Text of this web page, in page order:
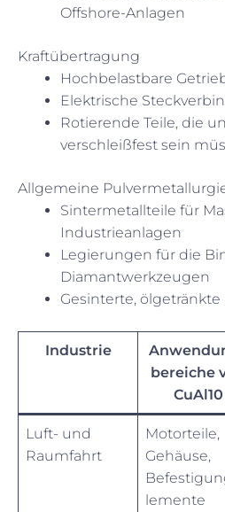
Offshore-Anlagen
Kraftübertragung
Hochbelastbare
Elektrische
Rotierende Teile, die
verschleißfest sein
Allgemeine
Sintermetallteile für
Industrieanlagen
Legierungen für die
Diamantwerkzeugen
Gesinterte,
Industrie
bereiche
CuAl10
Luft- und
Raumfahrt
Motorteile,
Gehäuse,
lemente